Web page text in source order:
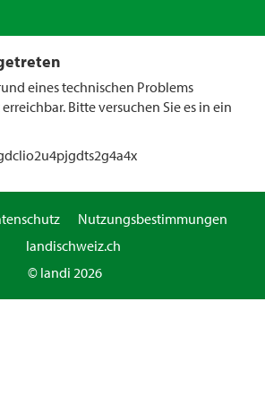
eines technischen Problems
Bitte versuchen Sie es in ein
Nutzungsbestimmungen
landischweiz.ch
© landi 2026